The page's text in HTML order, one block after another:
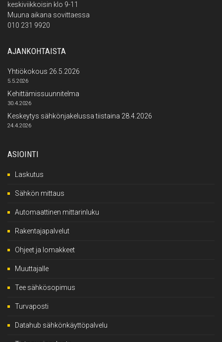
keskiviikkoisin klo 9-11
Muuna aikana sovittaessa
010 231 9920
AJANKOHTAISTA
Yhtiökokous 26.5.2026
5.5.2026
Kehittämissuunnitelma
30.4.2026
Keskeytys sähkönjakelussa tiistaina 28.4.2026
24.4.2026
ASIOINTI
Laskutus
Sähkön mittaus
Automaattinen mittarinluku
Rakentajapalvelut
Ohjeet ja lomakkeet
Muuttajalle
Tee sähkösopimus
Turvaposti
Datahub sähkönkäyttöpalvelu